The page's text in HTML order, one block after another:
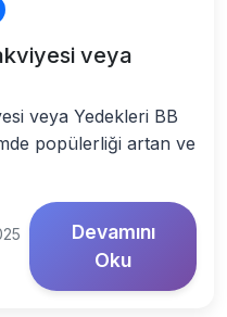
veya
veya Yedekleri BB
popülerliği artan ve
Devamını
Oku